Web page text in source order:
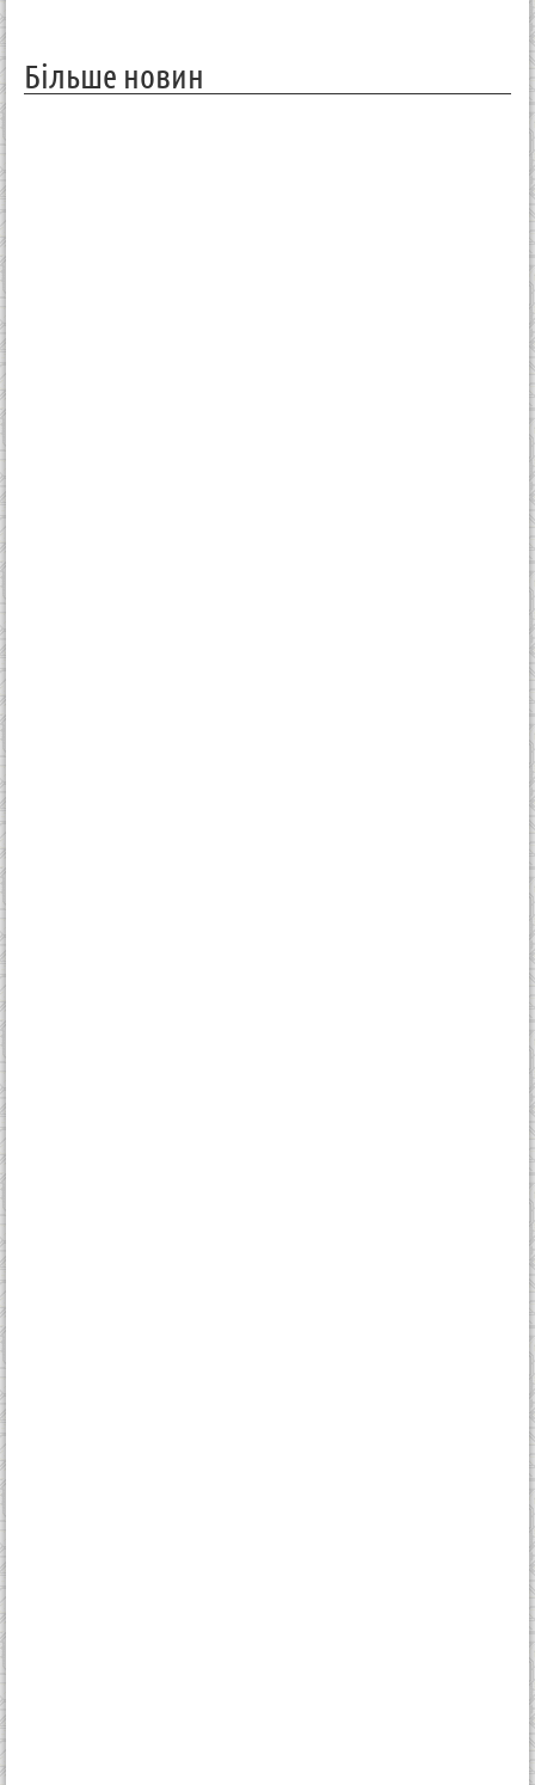
Більше новин